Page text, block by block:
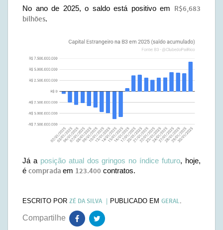
No ano de 2025, o saldo está positivo em R$6,683
bilhões.
Já a posição atual dos gringos no índice futuro, hoje,
é comprada em 123.400 contratos.
ESCRITO POR ZÉ DA SILVA PUBLICADO EM GERAL.